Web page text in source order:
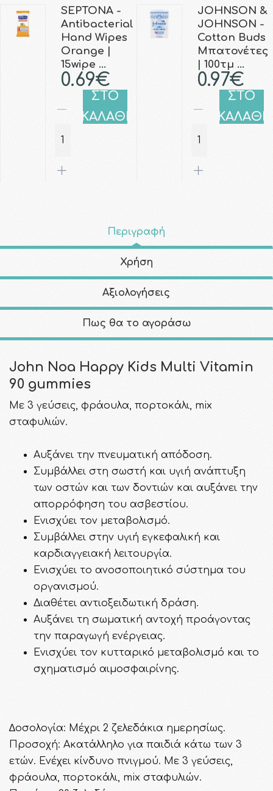
SEPTONA -
Antibacterial
Hand Wipes
Orange |
15wipe …
0.69€
ΣΤΟ
ΚΑΛΑΘΙ
JOHNSON &
JOHNSON -
Cotton Buds
Μπατονέτες
| 100τμ …
0.97€
ΣΤΟ
ΚΑΛΑΘΙ
Περιγραφή
Χρήση
Αξιολογήσεις
Πως θα το αγοράσω
John Noa Happy Kids Multi Vitamin
90 gummies
Με 3 γεύσεις, φράουλα, πορτοκάλι, mix
σταφυλιών.
Αυξάνει την πνευματική απόδοση.
Συμβάλλει στη σωστή και υγιή ανάπτυξη
των οστών και των δοντιών και αυξάνει την
απορρόφηση του ασβεστίου.
Ενισχύει τον μεταβολισμό.
Συμβάλλει στην υγιή εγκεφαλική και
καρδιαγγειακή λειτουργία.
Ενισχύει το ανοσοποιητικό σύστημα του
οργανισμού.
Διαθέτει αντιοξειδωτική δράση.
Αυξάνει τη σωματική αντοχή προάγοντας
την παραγωγή ενέργειας.
Ενισχύει τον κυτταρικό μεταβολισμό και το
σχηματισμό αιμοσφαιρίνης.
∆οσολογία: Μέχρι 2 ζελεδάκια ημερησίως.
Προσοχή: Ακατάλληλο για παιδιά κάτω των 3
ετών. Ενέχει κίνδυνο πνιγμού. Με 3 γεύσεις,
φράουλα, πορτοκάλι, mix σταφυλιών.